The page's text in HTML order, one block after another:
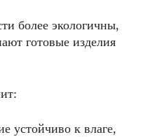
более экологичны,
готовые изделия
устойчиво к влаге,